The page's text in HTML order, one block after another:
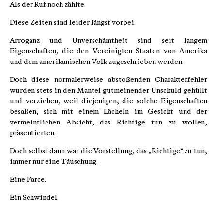
Als der Ruf noch zählte.
Diese Zeiten sind leider längst vorbei.
Arroganz und Unverschämtheit sind seit langem
Eigenschaften, die den Vereinigten Staaten von Amerika
und dem amerikanischen Volk zugeschrieben werden.
Doch diese normalerweise abstoßenden Charakterfehler
wurden stets in den Mantel gutmeinender Unschuld gehüllt
und verziehen, weil diejenigen, die solche Eigenschaften
besaßen, sich mit einem Lächeln im Gesicht und der
vermeintlichen Absicht, das Richtige tun zu wollen,
präsentierten.
Doch selbst dann war die Vorstellung, das „Richtige“ zu tun,
immer nur eine Täuschung.
Eine Farce.
Ein Schwindel.